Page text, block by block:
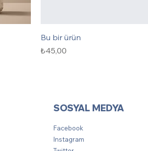
Bu bir ürün
Fiyat
₺45,00
SOSYAL MEDYA
Facebook
Instagram